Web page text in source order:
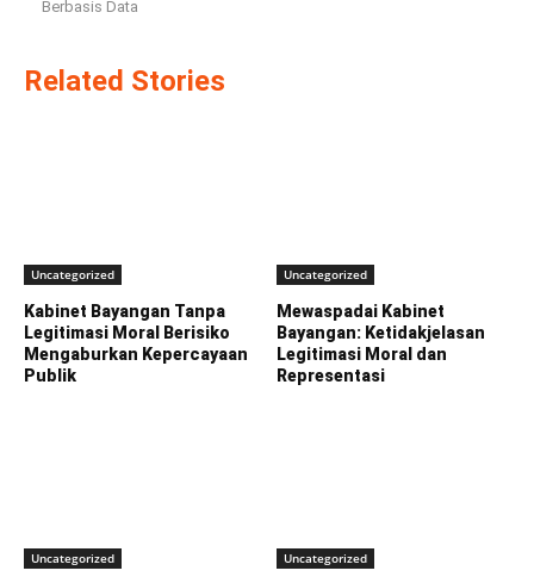
Berbasis Data
Related Stories
Uncategorized
Kabinet Bayangan Tanpa
Legitimasi Moral Berisiko
Mengaburkan Kepercayaan
Publik
Uncategorized
Mewaspadai Kabinet
Bayangan: Ketidakjelasan
Legitimasi Moral dan
Representasi
Uncategorized Uncategorized